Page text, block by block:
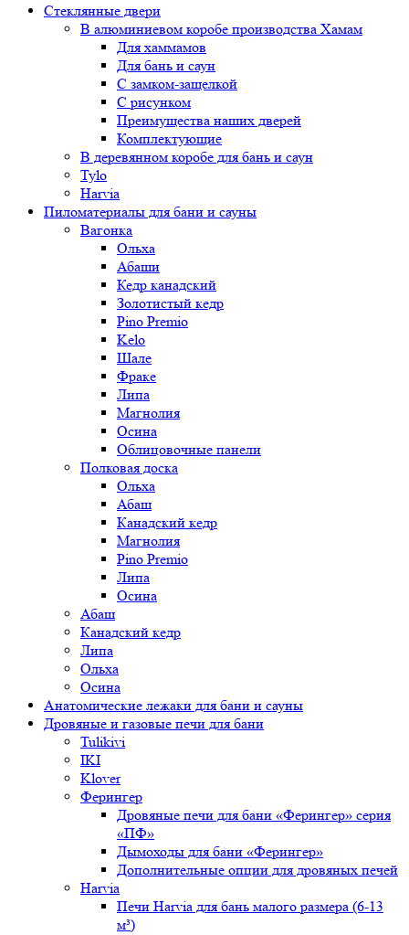
Стеклянные двери
В алюминиевом коробе производства Хамам
Для хаммамов
Для бань и саун
С замком-защелкой
С рисунком
Преимущества наших дверей
Комплектующие
В деревянном коробе для бань и саун
Tylo
Harvia
Пиломатериалы для бани и сауны
Вагонка
Ольха
Абаши
Кедр канадский
Золотистый кедр
Pino Premio
Kelo
Шале
Фраке
Липа
Магнолия
Осина
Облицовочные панели
Полковая доска
Ольха
Абаш
Канадский кедр
Магнолия
Pino Premio
Липа
Осина
Абаш
Канадский кедр
Липа
Ольха
Осина
Анатомические лежаки для бани и сауны
Дровяные и газовые печи для бани
Tulikivi
IKI
Klover
Ферингер
Дровяные печи для бани «Ферингер» серия
«ПФ»
Дымоходы для бани «Ферингер»
Дополнительные опции для дровяных печей
Harvia
Печи Harvia для бань малого размера (6-13
м³)